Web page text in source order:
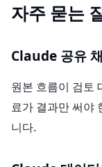
자주 묻는
Claude 공유
원본 흐름이 검토
료가 결과만 써야
니다.